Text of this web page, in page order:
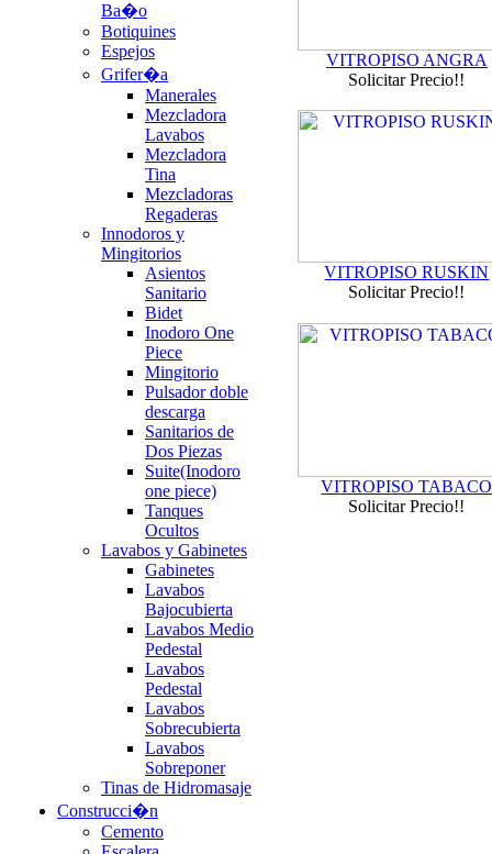
Ba�o
Botiquines
Espejos
Grifer�a
Manerales
Mezcladora
Lavabos
Mezcladora
Tina
Mezcladoras
Regaderas
Innodoros y
Mingitorios
Asientos
Sanitario
Bidet
Inodoro One
Piece
Mingitorio
Pulsador doble
descarga
Sanitarios de
Dos Piezas
Suite(Inodoro
one piece)
Tanques
Ocultos
Lavabos y Gabinetes
Gabinetes
Lavabos
Bajocubierta
Lavabos Medio
Pedestal
Lavabos
Pedestal
Lavabos
Sobrecubierta
Lavabos
Sobreponer
Tinas de Hidromasaje
Construcci�n
Cemento
VITROPISO ANGRA
Solicitar Precio!!
VITROPISO RUSKIN
Solicitar Precio!!
VITROPISO TABACO
Solicitar Precio!!